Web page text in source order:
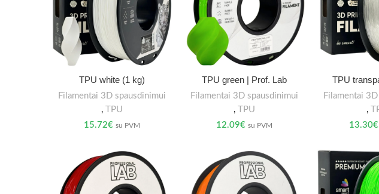
TPU white (1 kg)
Filamentai 3D spausdinimui
,
TPU
15.72€ su PVM
TPU green | Prof. Lab
Filamentai 3D spausdinimui
,
TPU
12.09€ su PVM
TPU
Filamentai
,
13.30€